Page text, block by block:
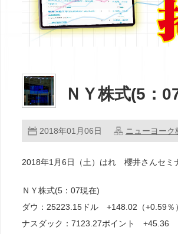
ＮＹ株式(5：
2018年01月06日 ニューヨーク
2018年1月6日（土）はれ 櫻井さんセミ
ＮＹ株式(5：07現在)
ダウ：25223.15ドル +148.02（+0.59％
ナスダック：7123.27ポイント +45.36